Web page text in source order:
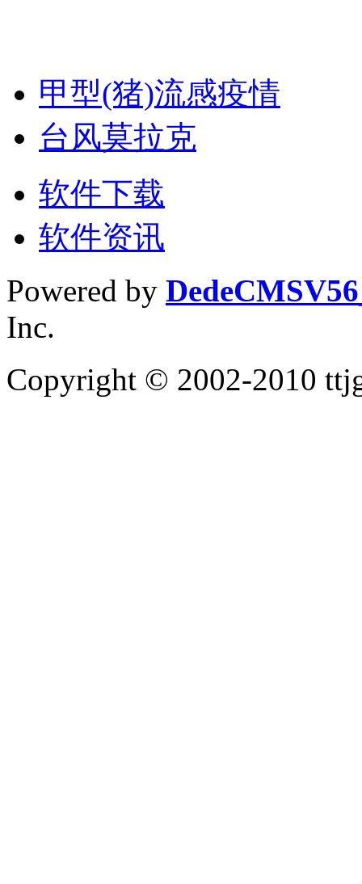
甲型(猪)流感疫情
台风莫拉克
软件下载
软件资讯
Powered by DedeCMS
Inc.
Copyright © 2002-2010